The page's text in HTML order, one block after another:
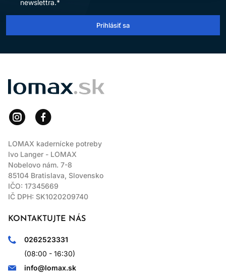
newslettra.*
Prihlásiť sa
LOMAX
LOMAX kadernícke potreby
Ivo Langer - LOMAX
Nobelovo nám. 7-8
85104 Bratislava, Slovensko
IČO: 17345669
IČ DPH: SK1020209740
KONTAKTUJTE NÁS
0262523331
(08:00 - 16:30)
info@lomax.sk